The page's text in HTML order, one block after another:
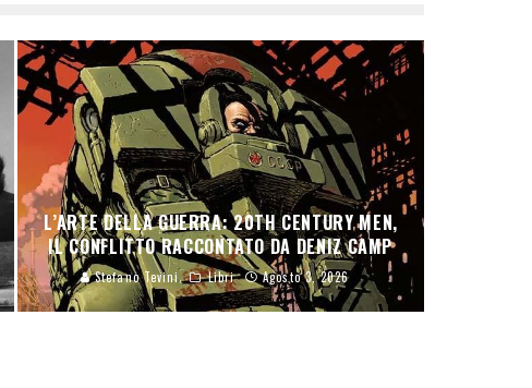
L’ARTE DELLA GUERRA: 20TH CENTURY MEN,
IL CONFLITTO RACCONTATO DA DENIZ CAMP
Stefano Tevini Libri Agosto 3, 2026